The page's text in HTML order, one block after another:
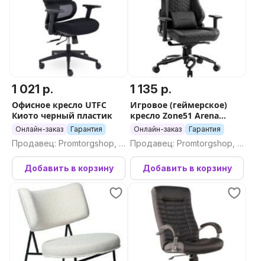
1 021 р.
Офисное кресло UTFC
Киото черный пластик
Онлайн-заказ Гарантия
Продавец: Promtorgshop, П
ромторгшоп
Добавить в корзину
1 135 р.
Игровое (геймерское)
кресло Zone51 Arena
Extreme (черный)
Онлайн-заказ Гарантия
Продавец: Promtorgshop, П
ромторгшоп
Добавить в корзину